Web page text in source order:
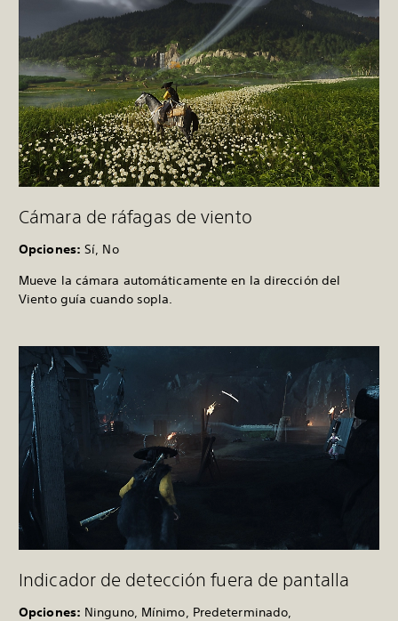
Cámara de ráfagas de viento
Opciones: Sí, No
Mueve la cámara automáticamente en la dirección del
Viento guía cuando sopla.
Indicador de detección fuera de pantalla
Opciones: Ninguno, Mínimo, Predeterminado,